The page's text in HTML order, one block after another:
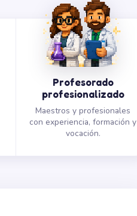
Profesorado
profesionalizado
Maestros y profesionales
con experiencia, formación y
vocación.